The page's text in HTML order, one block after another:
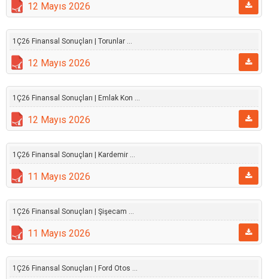
12 Mayıs 2026
1Ç26 Finansal Sonuçları | Torunlar ...
12 Mayıs 2026
1Ç26 Finansal Sonuçları | Emlak Kon ...
12 Mayıs 2026
1Ç26 Finansal Sonuçları | Kardemir ...
11 Mayıs 2026
1Ç26 Finansal Sonuçları | Şişecam ...
11 Mayıs 2026
1Ç26 Finansal Sonuçları | Ford Otos ...